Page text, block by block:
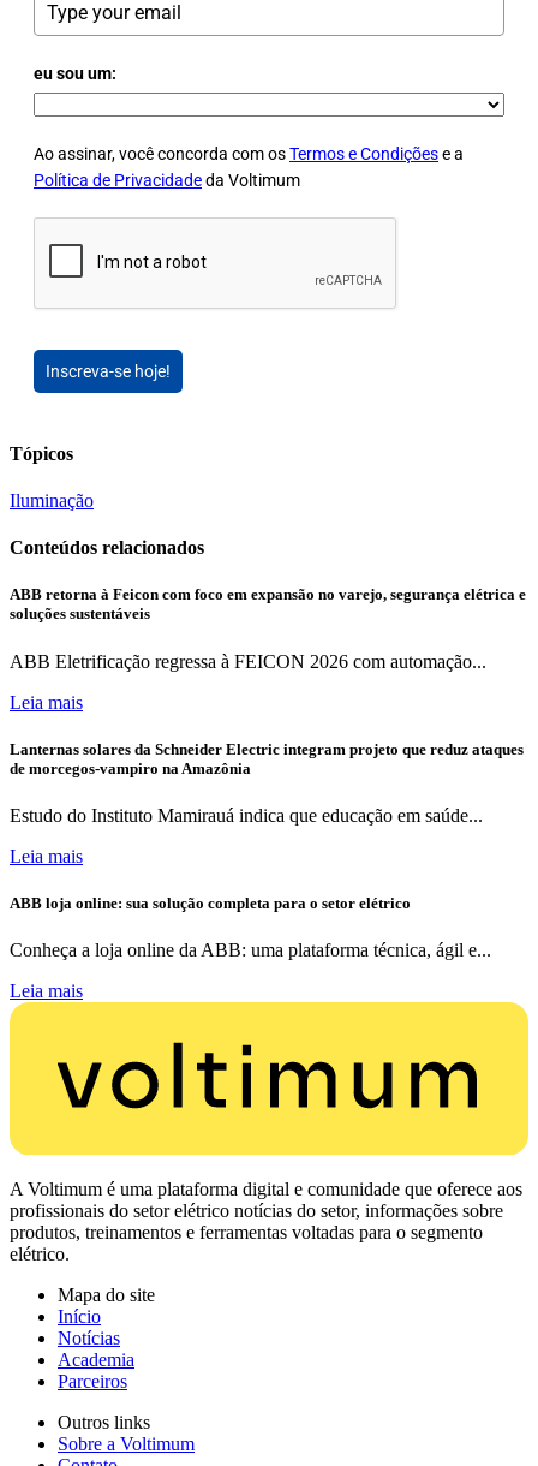
eu sou um:
Ao assinar, você concorda com osTermos e Condiçõese a
Política de Privacidadeda Voltimum
Inscreva-se hoje!
Tópicos
Iluminação
Conteúdos relacionados
ABB retorna à Feicon com foco em expansão no varejo, segurança elétrica e
soluções sustentáveis
ABB Eletrificação regressa à FEICON 2026 com automação...
Leia mais
Lanternas solares da Schneider Electric integram projeto que reduz ataques
de morcegos-vampiro na Amazônia
Estudo do Instituto Mamirauá indica que educação em saúde...
Leia mais
ABB loja online: sua solução completa para o setor elétrico
Conheça a loja online da ABB: uma plataforma técnica, ágil e...
Leia mais
A Voltimum é uma plataforma digital e comunidade que oferece aos
profissionais do setor elétrico notícias do setor, informações sobre
produtos, treinamentos e ferramentas voltadas para o segmento
elétrico.
Mapa do site
Início
Notícias
Academia
Parceiros
Outros links
Sobre a Voltimum